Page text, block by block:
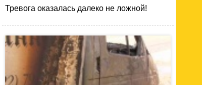
Тревога оказалась далеко не ложной!